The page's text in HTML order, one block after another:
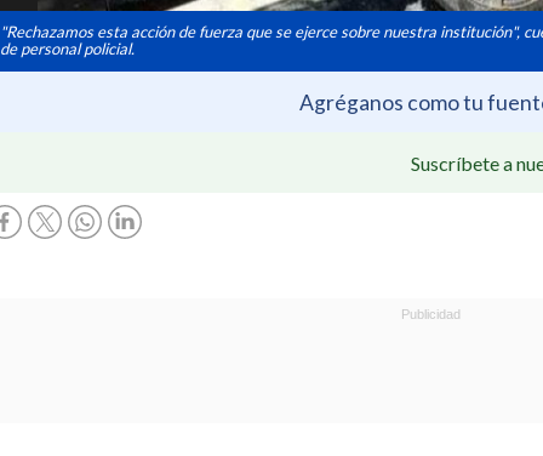
"Rechazamos esta acción de fuerza que se ejerce sobre nuestra institución",
de personal policial.
Agréganos como tu
Suscríbete a